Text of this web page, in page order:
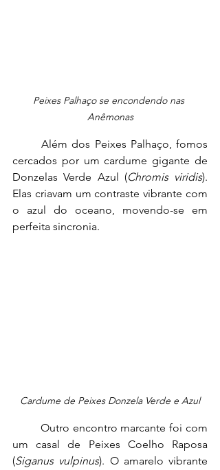
Peixes Palhaço se encondendo nas
Anêmonas
	Além dos Peixes Palhaço, fomos
cercados por um cardume gigante de
Donzelas Verde Azul (Chromis viridis).
Elas criavam um contraste vibrante com
o azul do oceano, movendo-se em
perfeita sincronia.
Cardume de Peixes Donzela Verde e Azul
um casal de Peixes Coelho Raposa
(Siganus vulpinus). O amarelo vibrante